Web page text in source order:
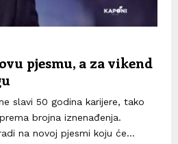
pjesmu, a za vikend
slavi 50 godina karijere, tako
brojna iznenađenja.
na novoj pjesmi koju će...